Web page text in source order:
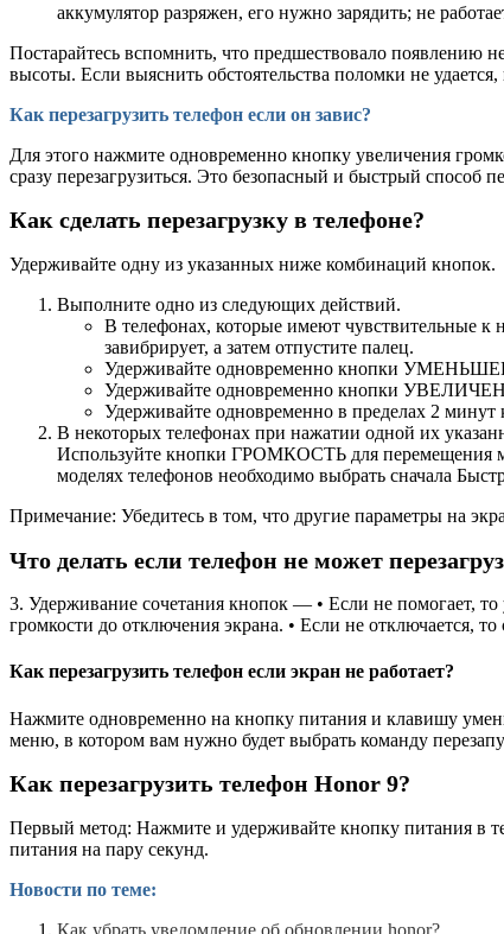
аккумулятор разряжен, его нужно зарядить; не
Постарайтесь вспомнить, что предшествовало появлению
высоты. Если выяснить обстоятельства поломки не
Как перезагрузить телефон если он завис?
Для этого нажмите одновременно кнопку увеличения
сразу перезагрузиться. Это безопасный и быстрый способ
Как сделать перезагрузку в телефоне?
Удерживайте одну из указанных ниже комбинаций кнопок.
Выполните одно из следующих действий.
В телефонах, которые имеют чувствительные
завибрирует, а затем отпустите палец.
Удерживайте одновременно кнопки
Удерживайте одновременно кнопки
Удерживайте одновременно в пределах
В некоторых телефонах при нажатии одной их
Используйте кнопки ГРОМКОСТЬ для перемещения
моделях телефонов необходимо выбрать сначала
Примечание: Убедитесь в том, что другие параметры на
Что делать если телефон не может
3. Удерживание сочетания кнопок — • Если не помогает,
громкости до отключения экрана. • Если не отключается,
Как перезагрузить телефон если экран не работает?
Нажмите одновременно на кнопку питания и клавишу
меню, в котором вам нужно будет выбрать команду
Как перезагрузить телефон Honor 9?
Первый метод: Нажмите и удерживайте кнопку питания в
питания на пару секунд.
Новости по теме:
Как убрать уведомление об обновлении honor?